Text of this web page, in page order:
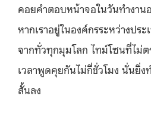
คอยคำตอบหน้าจอในวันทำงาน
หากเราอยู่ในองค์กรระหว่างป
จากทั่วทุกมุมโลก ไทม์โซนที่ไม่ต
เวลาพูดคุยกันไม่กี่ชั่วโมง นั่นยิ่ง
สั้นลง